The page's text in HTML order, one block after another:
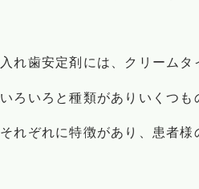
入れ歯安定剤には、クリーム
いろいろと種類がありいくつも
それぞれに特徴があり、患者様